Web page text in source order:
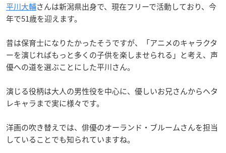
平川大輔さんは新潟県出身で、現在フリーで活動しており、今
年で51歳を迎えます。
昔は保育士になりたかったそうですが、「アニメのキャラクタ
ーを演じればもっと多くの子供を楽しませられる」と考え、声
優への道を選ぶことにした平川さん。
演じる役柄は大人の男性役を中心に、優しいお兄さんからヘタ
レキャラまで実に様々です。
洋画の吹き替えでは、俳優のオーランド・ブルームさんを担当
していることでも知られていますね。